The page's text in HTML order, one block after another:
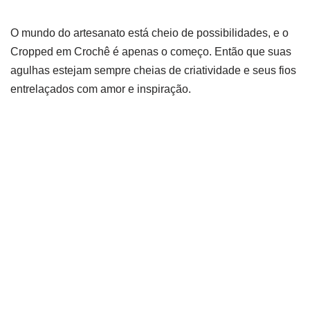
O mundo do artesanato está cheio de possibilidades, e o
Cropped em Crochê é apenas o começo. Então que suas
agulhas estejam sempre cheias de criatividade e seus fios
entrelaçados com amor e inspiração.